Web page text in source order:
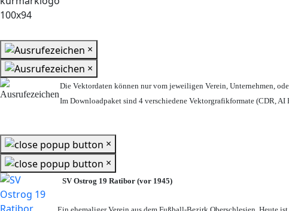
×
×
Die Vektordaten können nur vom jeweiligen Verein, Unternehmen,
Im Downloadpaket sind 4 verschiedene Vektorgrafikformate (CDR, AI
×
×
SV Ostrog 19 Ratibor (vor 1945)